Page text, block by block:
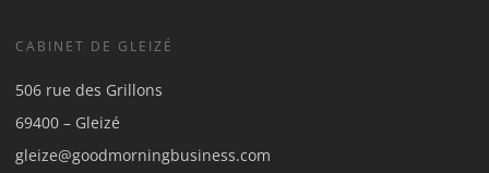
CABINET DE GLEIZÉ
506 rue des Grillons
69400 – Gleizé
gleize@goodmorningbusiness.com